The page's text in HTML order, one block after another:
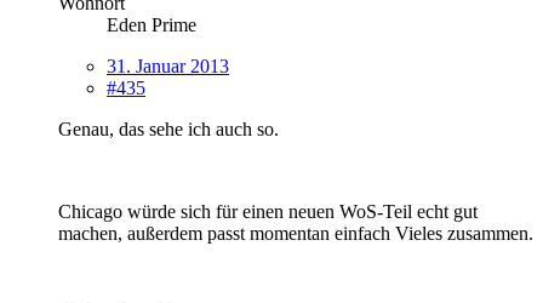
Eden Prime
31. Januar 2013
#435
Genau, das sehe ich auch so.
Chicago würde sich für einen neuen WoS-Teil echt gut
machen, außerdem passt momentan einfach Vieles zusammen.